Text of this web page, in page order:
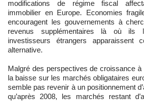
modifications de régime fiscal
immobilier en Europe. Economies
encouragent les gouvernements à
revenus supplémentaires là où ils
investisseurs étrangers apparaissent
alternative.
Malgré des perspectives de croissance
la baisse sur les marchés obligataires
semble pas revenir à un positionnement
qu’après 2008, les marchés restant